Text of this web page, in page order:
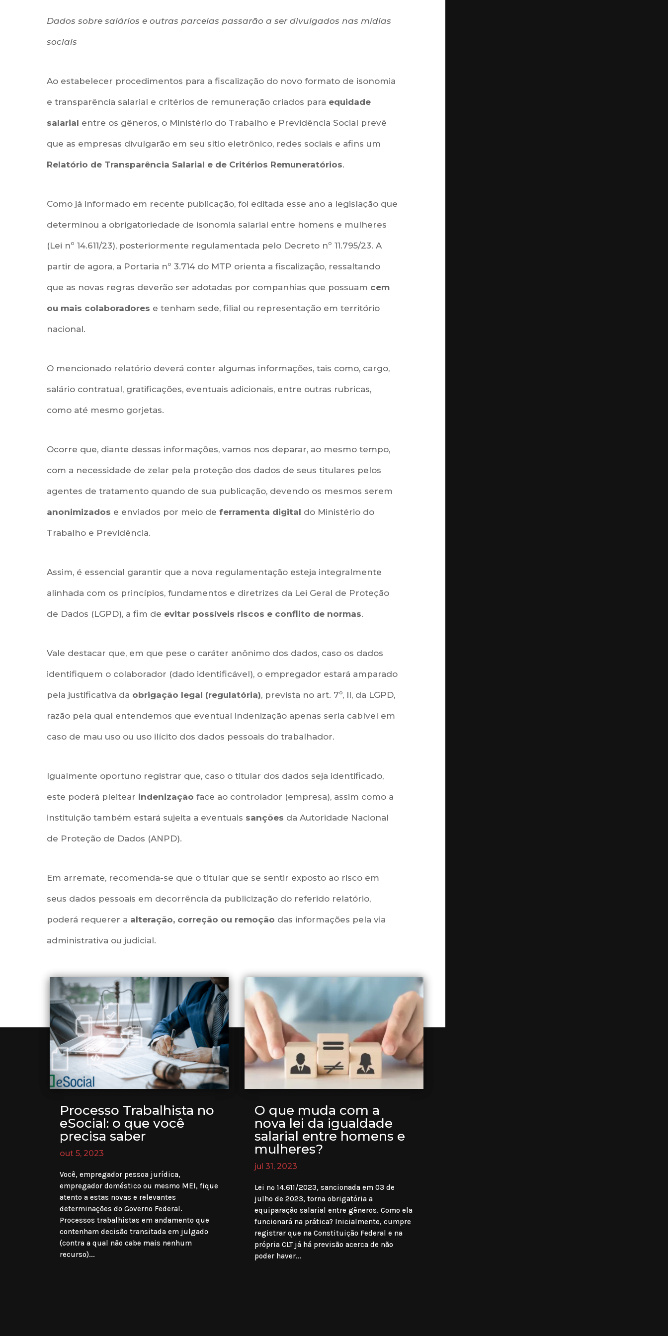
Dados sobre salários e outras parcelas passarão a ser divulgados nas mídias
sociais
Ao estabelecer procedimentos para a fiscalização do novo formato de isonomia
e transparência salarial e critérios de remuneração criados para equidade
salarial entre os gêneros, o Ministério do Trabalho e Previdência Social prevê
que as empresas divulgarão em seu sítio eletrônico, redes sociais e afins um
Relatório de Transparência Salarial e de Critérios Remuneratórios.
Como já informado em recente publicação, foi editada esse ano a legislação que
determinou a obrigatoriedade de isonomia salarial entre homens e mulheres
(Lei nº 14.611/23), posteriormente regulamentada pelo Decreto nº 11.795/23. A
partir de agora, a Portaria nº 3.714 do MTP orienta a fiscalização, ressaltando
que as novas regras deverão ser adotadas por companhias que possuam cem
ou mais colaboradores e tenham sede, filial ou representação em território
nacional.
O mencionado relatório deverá conter algumas informações, tais como, cargo,
salário contratual, gratificações, eventuais adicionais, entre outras rubricas,
como até mesmo gorjetas.
Ocorre que, diante dessas informações, vamos nos deparar, ao mesmo tempo,
com a necessidade de zelar pela proteção dos dados de seus titulares pelos
agentes de tratamento quando de sua publicação, devendo os mesmos serem
anonimizados e enviados por meio deferramenta digital do Ministério do
Trabalho e Previdência.
Assim, é essencial garantir que a nova regulamentação esteja integralmente
alinhada com os princípios, fundamentos e diretrizes da Lei Geral de Proteção
de Dados (LGPD), a fim de evitar possíveis riscos e conflito de normas.
Vale destacar que, em que pese o caráter anônimo dos dados, caso os dados
identifiquem o colaborador (dado identificável), o empregador estará amparado
pela justificativa da obrigação legal (regulatória), prevista no art. 7º, II, da LGPD,
razão pela qual entendemos que eventual indenização apenas seria cabível em
caso de mau uso ou uso ilícito dos dados pessoais do trabalhador.
Igualmente oportuno registrar que, caso o titular dos dados seja identificado,
este poderá pleitear indenização face ao controlador (empresa), assim como a
instituição também estará sujeita a eventuais sanções da Autoridade Nacional
de Proteção de Dados (ANPD).
Em arremate, recomenda-se que o titular que se sentir exposto ao risco em
seus dados pessoais em decorrência da publicização do referido relatório,
poderá requerer a alteração, correção ou remoção das informações pela via
administrativa ou judicial.
Processo Trabalhista no
eSocial: o que você
precisa saber
out 5, 2023
Você, empregador pessoa jurídica,
empregador doméstico ou mesmo MEI, fique
atento a estas novas e relevantes
determinações do Governo Federal.
Processos trabalhistas em andamento que
contenham decisão transitada em julgado
(contra a qual não cabe mais nenhum
recurso)...
O que muda com a
nova lei da igualdade
salarial entre homens e
mulheres?
jul 31, 2023
Lei nº 14.611/2023, sancionada em 03 de
julho de 2023, torna obrigatória a
equiparação salarial entre gêneros. Como ela
funcionará na prática? Inicialmente, cumpre
registrar que na Constituição Federal e na
própria CLT já há previsão acerca de não
poder haver...